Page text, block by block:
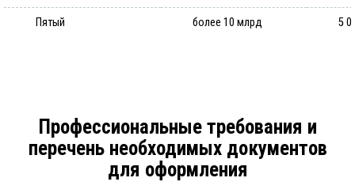
Пятый более 10 млрд 5
Профессиональные требования и
перечень необходимых документов
для оформления